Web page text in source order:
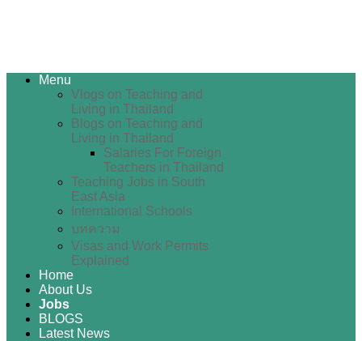
Menu
Vlogs on Teaching and
Living in Thailand
Blogs on Teaching and
Living in Thailand
Salaries For Foreign
Teachers in Thailand
Teaching Jobs in South
East Asia
International Schools
บทความ
Visas and Work Permits
Explained
Home
About Us
Jobs
BLOGS
Latest News